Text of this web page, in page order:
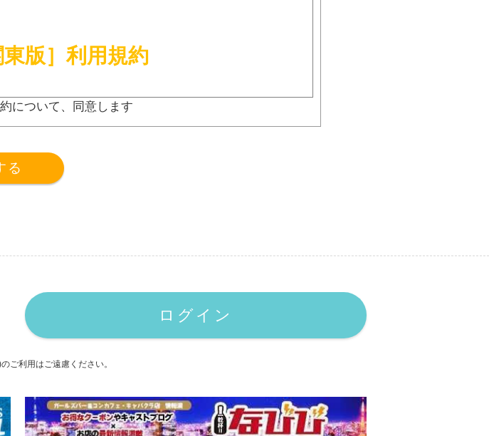
東版］利用規約
運営するウェブサイトです。
人情報保護法の規定に基づいて大切に保管することを認識
」に同意していただいたものとさせていただきます。
す。
対して、［体入がるる｜関東版］は一切の責任を負いません。
しての一切責任を負いません。
について、同意します
ログイン
ご利用はご遠慮ください。